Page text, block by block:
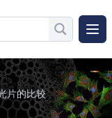
打
片的比较